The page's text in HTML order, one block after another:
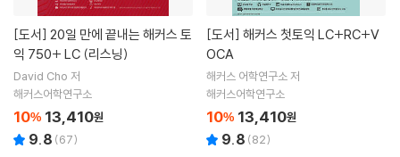
[도서]
익 750+ LC (리스닝)
David Cho 저
해커스어학연구소
10% 13,410원
9.8 (67)
[도서]
OCA
해커스 어학연구소 저
해커스어학연구소
10% 13,410원
9.8 (82)